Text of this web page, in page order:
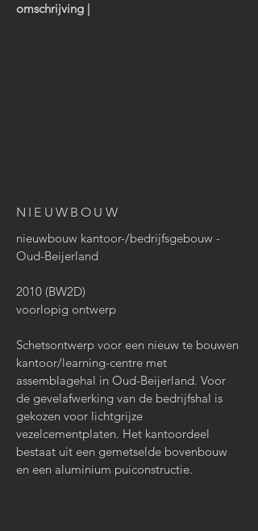
omschrijving |
NIEUWBOUW
nieuwbouw kantoor-/bedrijfsgebouw -
Oud-Beijerland
2010 (BW2D)
voorlopig ontwerp
Schetsontwerp voor een nieuw te bouwen
kantoor/learning-centre met
assemblagehal in Oud-Beijerland. Voor
de gevelafwerking van de bedrijfshal is
gekozen voor lichtgrijze
vezelcementplaten. Het kantoordeel
bestaat uit een gemetselde bovenbouw
en een aluminium puiconstructie.